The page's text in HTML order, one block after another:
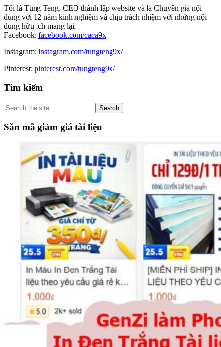
Tôi là Tùng Teng. CEO thành lập website và là Chuyên gia nội
dung với 12 năm kinh nghiệm và chịu trách nhiệm với những nội
dung hữu ích mang lại.
Facebook: facebook.com/caca9x
Instagram: instagram.com/tungteng9x/
Pinterest: pinterest.com/tungteng9x/
Primary
Sidebar
Tìm kiếm
Search
the
site
...
Săn mã giảm giá tài liệu